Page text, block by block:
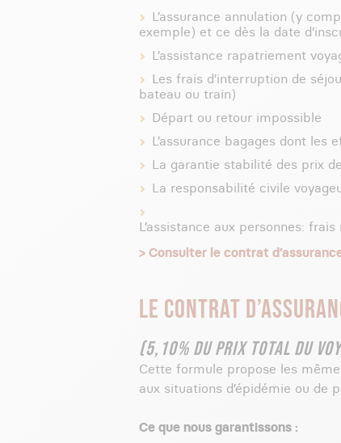
L’assurance annulation (y
exemple) et ce dès la date
L’assistance rapatriement
Les frais d’interruption de
bateau ou train)
Départ ou retour impossible
L’assurance bagages dont
La garantie stabilité des prix
La responsabilité civile
L’assistance aux personnes:
> Consulter le contrat
LE CONTRAT
(5,10% DU PRIX TOTAL DU
Cette formule propose les
aux situations d’épidémie ou de
Ce que nous garantissons :